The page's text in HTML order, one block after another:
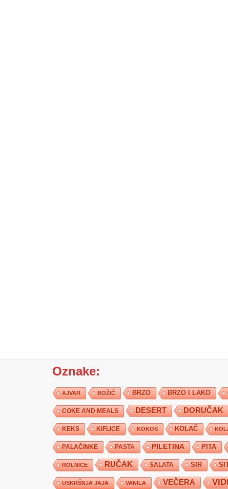
Oznake:
AJVAR BOŽIĆ BRZO BRZO I LAKO
COKE AND MEALS DESERT DORUČAK
KEKS KIFLICE KOKOS KOLAČ
PALAČINKE PASTA PILETINA PITA
ROLNICE RUČAK SALATA SIR
USKRŠNJA JAJA VANILA VEČERA